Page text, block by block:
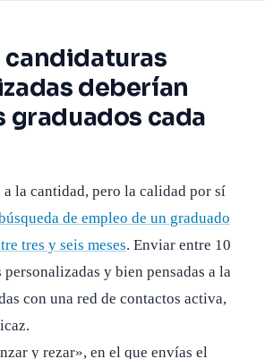
candidaturas
deberían
graduados cada
a la cantidad, pero la calidad por sí
de empleo de un graduado
tres y seis meses. Enviar entre 10
y bien pensadas a la
con una red de contactos activa,
y rezar», en el que envías el